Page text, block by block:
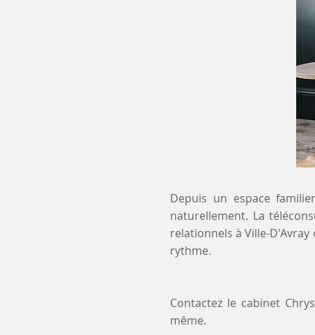
Depuis un espace
naturellement. La
relationnels à Ville-
rythme.
Contactez le cabinet
même.